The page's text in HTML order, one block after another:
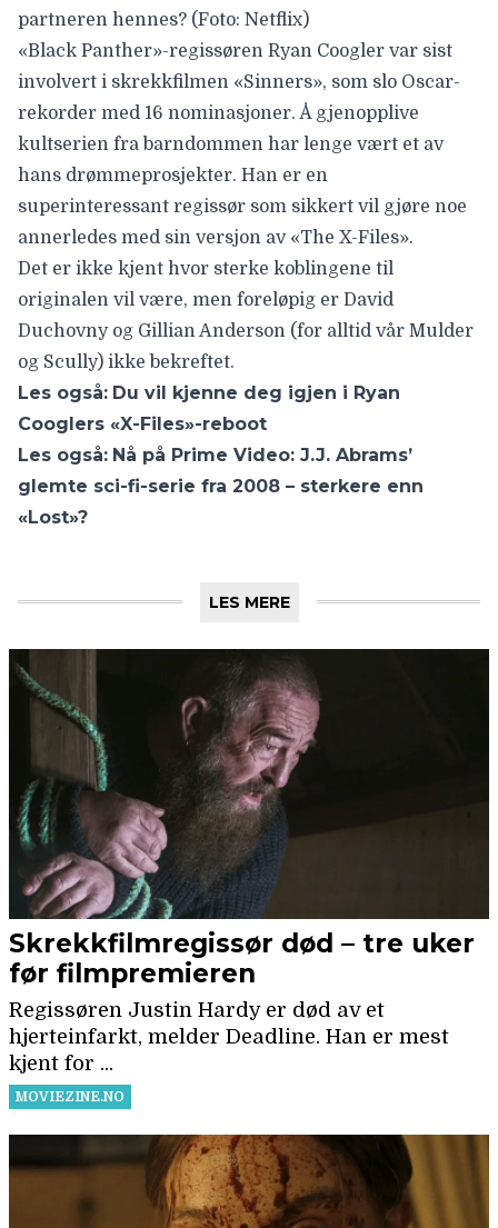
partneren hennes? (Foto: Netflix)
«Black Panther»-regissøren Ryan Coogler var sist
involvert i skrekkfilmen «Sinners», som slo Oscar-
rekorder med 16 nominasjoner. Å gjenopplive
kultserien fra barndommen har lenge vært et av
hans drømmeprosjekter. Han er en
superinteressant regissør som sikkert vil gjøre noe
annerledes med sin versjon av «The X-Files».
Det er ikke kjent hvor sterke koblingene til
originalen vil være, men foreløpig er David
Duchovny og Gillian Anderson (for alltid vår Mulder
og Scully) ikke bekreftet.
Les også: Du vil kjenne deg igjen i Ryan
Cooglers «X-Files»-reboot
Les også: Nå på Prime Video: J.J. Abrams’
glemte sci-fi-serie fra 2008 – sterkere enn
«Lost»?
LES MERE